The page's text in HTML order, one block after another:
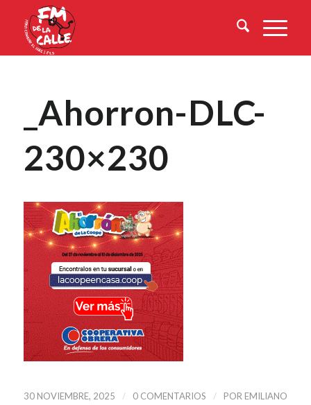
_Ahorron-DLC-
230×230
30 NOVIEMBRE, 2025 / 0 COMENTARIOS / POR EMILIANO